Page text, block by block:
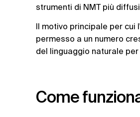
strumenti di NMT più
Il motivo principale per cui
permesso a un numero
del linguaggio naturale
Come